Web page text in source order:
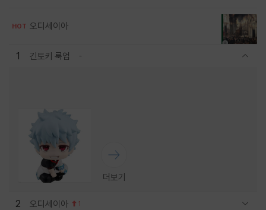
HOT 오디세이아
1 긴토키 룩업
더보기
2 오디세이아 1